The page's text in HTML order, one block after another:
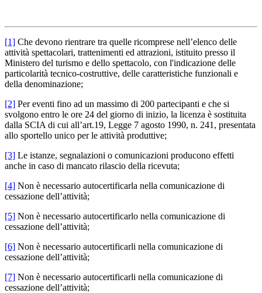
[1] Che devono rientrare tra quelle ricomprese nell’elenco delle
attività spettacolari, trattenimenti ed attrazioni, istituito presso il
Ministero del turismo e dello spettacolo, con l'indicazione delle
particolarità tecnico-costruttive, delle caratteristiche funzionali e
della denominazione;
[2] Per eventi fino ad un massimo di 200 partecipanti e che si
svolgono entro le ore 24 del giorno di inizio, la licenza è sostituita
dalla SCIA di cui all’art.19, Legge 7 agosto 1990, n. 241, presentata
allo sportello unico per le attività produttive;
[3] Le istanze, segnalazioni o comunicazioni producono effetti
anche in caso di mancato rilascio della ricevuta;
[4] Non è necessario autocertificarla nella comunicazione di
cessazione dell’attività;
[5] Non è necessario autocertificarlo nella comunicazione di
cessazione dell’attività;
[6] Non è necessario autocertificarli nella comunicazione di
cessazione dell’attività;
[7] Non è necessario autocertificarli nella comunicazione di
cessazione dell’attività;